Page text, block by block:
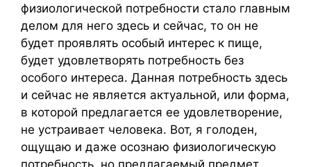
физиологической потребности стало главным
делом для него здесь и сейчас, то он не
будет проявлять особый интерес к пище,
будет удовлетворять потребность без
особого интереса. Данная потребность здесь
и сейчас не является актуальной, или форма,
в которой предлагается ее удовлетворение,
не устраивает человека. Вот, я голоден,
ощущаю и даже осознаю физиологическую
потребность, но предлагаемый предмет